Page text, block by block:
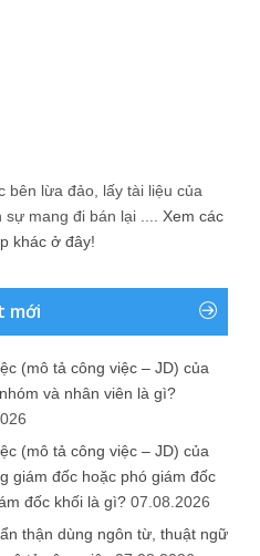
bên lừa đảo, lấy tài liệu của
sự mang đi bán lại .... Xem các
khác ở đây!
mới
(mô tả công việc – JD) của
và nhân viên là gì?
(mô tả công việc – JD) của
giám đốc hoặc phó giám đốc
đốc khối là gì? 07.08.2026
thận dùng ngôn từ, thuật ngữ